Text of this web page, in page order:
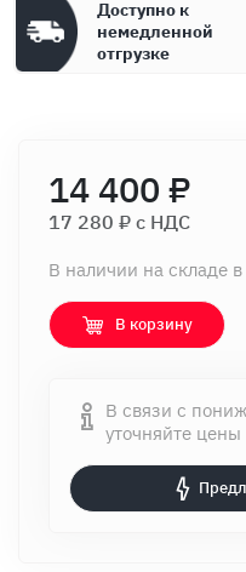
Доступно к
немедленной
отгрузке
14 400 ₽
17 280 ₽ c НДС
В наличии на складе
В корзину
В связи с
уточняйте цены